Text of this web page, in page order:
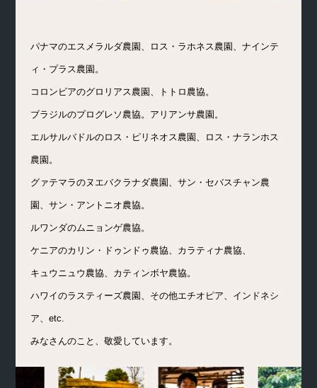
パナマのエスメラルダ農園、ロス・ラホネス農園、ナインテ
ィ・プラス農園。
コロンビアのグロリアス農園、トトロ農協。
ブラジルのプログレソ農協。アリアンサ農園。
エルサルバドルのロス・ピリネオス農園、ロス・ナランホス
農園。
グァテマラのヌエバクラナダ農園、サン・セバスチャン農
園、サン・アントニオ農協。
ルワンダのムニョンゲ農協。
ケニアのカリン・ドゥンドゥ農協、カラティナ農協、
キュウニュウ農協、カティンボヤ農協。
ハワイのラスティーズ農園、その他エチオピア、インドネシ
ア、etc.
みなさんのこと、敬愛しています。